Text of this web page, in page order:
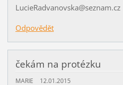
LucieRadvanovska@seznam.cz
Odpovědět
čekám na protézku
MARIE 12.01.2015